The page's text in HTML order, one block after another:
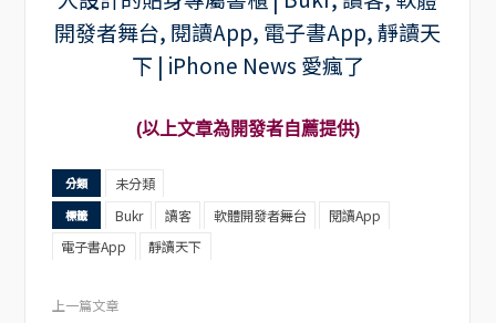
(以上文章為開發者自薦提供)
分類 未分類
標籤 Bukr 讀客 軟體開發者舞台
閱讀App
電子書App
靜讀天下
上一篇文章